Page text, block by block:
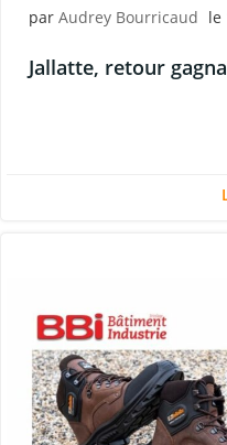
par Audrey Bourricaud le
Jallatte, retour